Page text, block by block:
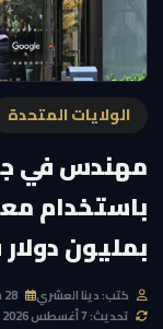
الولايات المتحدة
مهندس في
باستخدام
بمليون
كتب: دينا العشري
تحديث: 7 أغسطس 2026 — 5:52 AM